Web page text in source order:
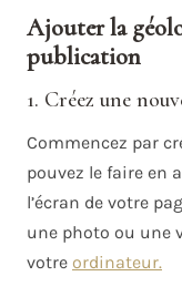
Ajouter la
publication
1. Créez une
Commencez par
pouvez le faire en
l’écran de votre
une photo ou une
votre ordinateur.